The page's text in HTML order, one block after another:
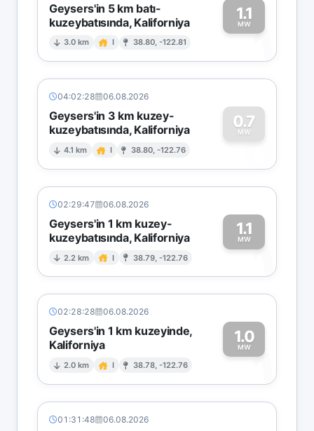
Geysers'in 5 km batı-
kuzeybatısında, Kaliforniya
3.0 km I 38.80, -122.81
1.1
MW1
04:02:28 06.08.2026
Geysers'in 3 km kuzey-
kuzeybatısında, Kaliforniya
4.1 km I 38.80, -122.76
0.7
MW
0
02:29:47 06.08.2026
Geysers'in 1 km kuzey-
kuzeybatısında, Kaliforniya
2.2 km I 38.79, -122.76
1.1
MW1
02:28:28 06.08.2026
Geysers'in 1 km kuzeyinde,
Kaliforniya
2.0 km I 38.78, -122.76
1.0
MW1
01:31:48 06.08.2026